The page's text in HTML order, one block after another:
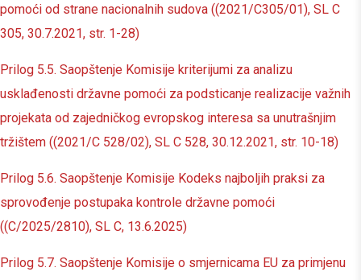
pomoći od strane nacionalnih sudova ((2021/C305/01), SL C
305, 30.7.2021, str. 1-28)
Prilog 5.5. Saopštenje Komisije kriterijumi za analizu
usklađenosti državne pomoći za podsticanje realizacije važnih
projekata od zajedničkog evropskog interesa sa unutrašnjim
tržištem ((2021/C 528/02), SL C 528, 30.12.2021, str. 10-18)
Prilog 5.6. Saopštenje Komisije Kodeks najboljih praksi za
sprovođenje postupaka kontrole državne pomoći
((C/2025/2810), SL C, 13.6.2025)
Prilog 5.7. Saopštenje Komisije o smjernicama EU za primjenu